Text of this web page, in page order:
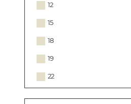
12
15
18
19
22